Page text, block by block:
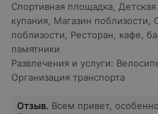
Спортивная площадка,
купания, Магазин поблизости,
поблизости, Ресторан, кафе,
памятники
Развлечения и услуги:
Организация транспорта
Отзыв. Всем привет,